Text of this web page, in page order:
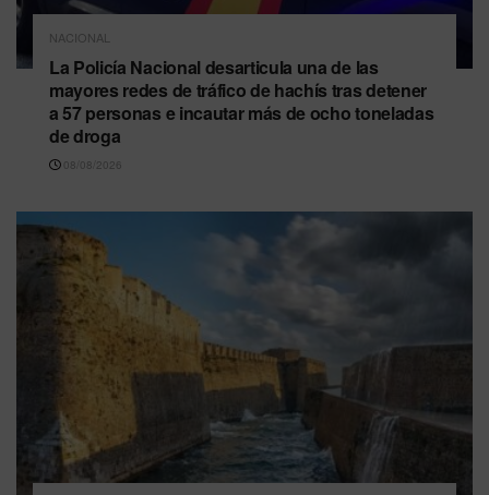
NACIONAL
La Policía Nacional desarticula una de las
mayores redes de tráfico de hachís tras detener
a 57 personas e incautar más de ocho toneladas
de droga
08/08/2026